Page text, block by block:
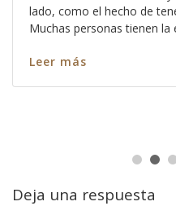
lado, como el hecho de
Muchas personas tienen la
Leer más
Deja una respuesta